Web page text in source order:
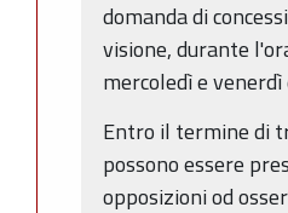
domanda di
visione, durante
mercoledì e
Entro il termine di
possono essere
opposizioni od